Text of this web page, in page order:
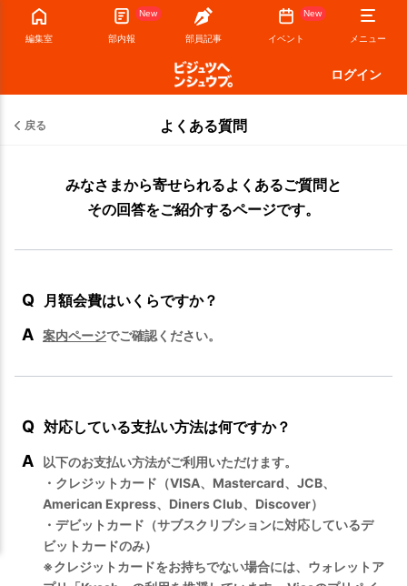
編集室
New
部内報 部員記事
New
イベント メニュー
ログイン
戻る よくある質問
みなさまから寄せられるよくあるご質問と
その回答をご紹介するページです。
Q 月額会費はいくらですか？
A 案内ページでご確認ください。
Q 対応している支払い方法は何ですか？
A
以下のお支払い方法がご利用いただけます。
・クレジットカード（VISA、Mastercard、JCB、
American Express、Diners Club、Discover）
・デビットカード（サブスクリプションに対応しているデ
ビットカードのみ）
※クレジットカードをお持ちでない場合には、ウォレットア